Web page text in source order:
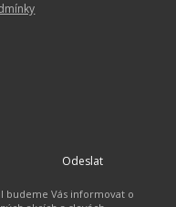
Odeslat
budeme Vás informovat o